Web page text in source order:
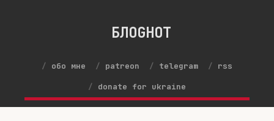
БЛОGНОТ
обо мне patreon telegram
rss
donate for ukraine